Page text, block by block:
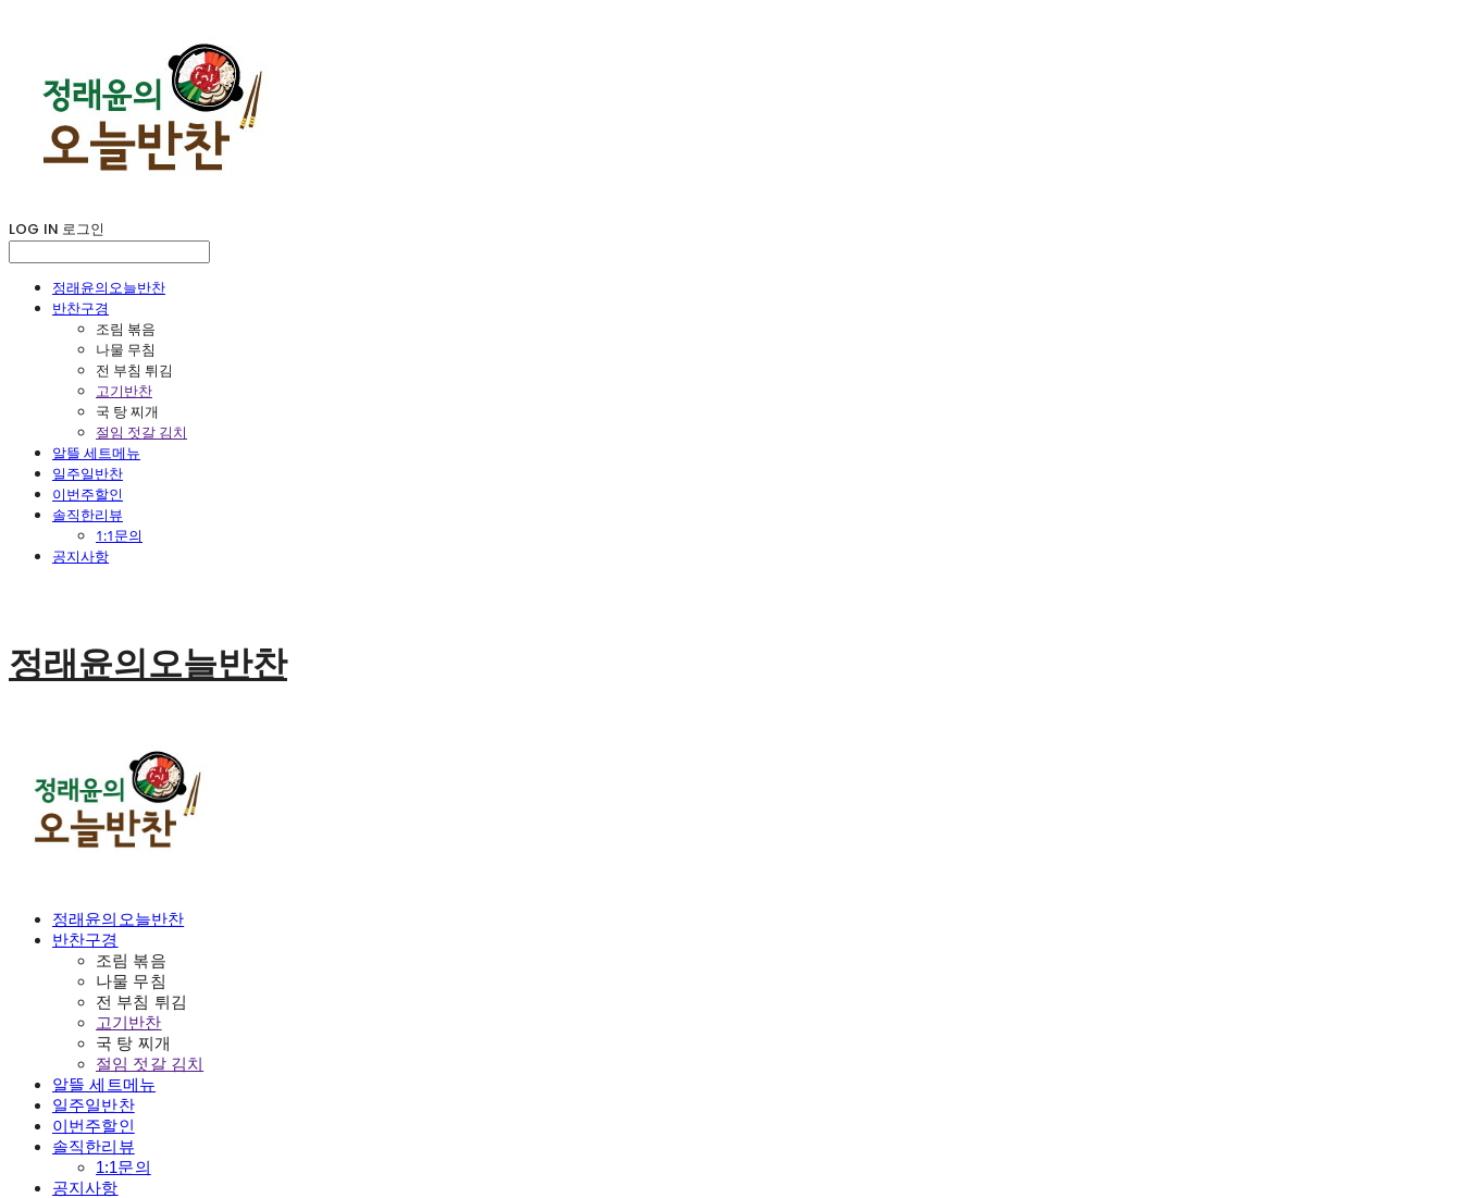
LOG IN 로그인
정래윤의오늘반찬
반찬구경
조림 볶음
나물 무침
전 부침 튀김
고기반찬
국 탕 찌개
절임 젓갈 김치
알뜰 세트메뉴
일주일반찬
이번주할인
솔직한리뷰
1:1문의
공지사항
정래윤의오늘반찬
정래윤의오늘반찬
반찬구경
조림 볶음
나물 무침
전 부침 튀김
고기반찬
국 탕 찌개
절임 젓갈 김치
알뜰 세트메뉴
일주일반찬
이번주할인
솔직한리뷰
1:1문의
공지사항